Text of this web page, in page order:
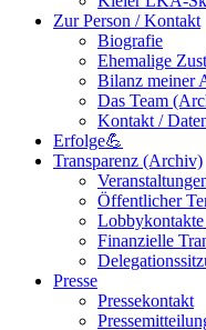
Zur Person / Kontakt
Biografie
Ehemalige
Bilanz meiner
Das Team
Kontakt /
Erfolge💪
Transparenz (Archiv)
Öffentlicher
Finanzielle
Presse
Pressekontakt